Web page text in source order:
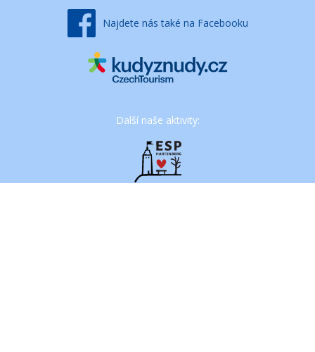
Najdete nás také na Facebooku
Další naše aktivity: